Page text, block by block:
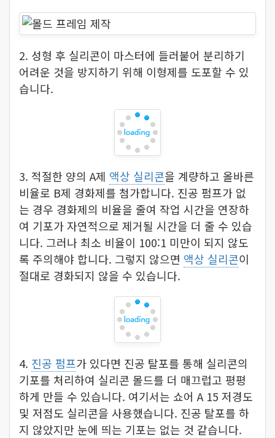
2. 성형 후 실리콘이 마스터에 들러붙어 분리하기
어려운 것을 방지하기 위해 이형제를 도포할 수 있
습니다.
3. 적절한 양의 A제 액상 실리콘을 계량하고 올바른
비율로 B제 경화제를 첨가합니다. 진공 펌프가 없
는 경우 경화제의 비율을 줄여 작업 시간을 연장하
여 기포가 자연적으로 제거될 시간을 더 줄 수 있습
니다. 그러나 최소 비율이 100:1 미만이 되지 않도
록 주의해야 합니다. 그렇지 않으면 액상 실리콘이
절대로 경화되지 않을 수 있습니다.
4. 진공 펌프가 있다면 진공 탈포를 통해 실리콘의
기포를 처리하여 실리콘 몰드를 더 매끄럽고 평평
하게 만들 수 있습니다. 여기서는 쇼어 A 15 저경도
및 저점도 실리콘을 사용했습니다. 진공 탈포를 하
지 않았지만 눈에 띄는 기포는 없는 것 같습니다.